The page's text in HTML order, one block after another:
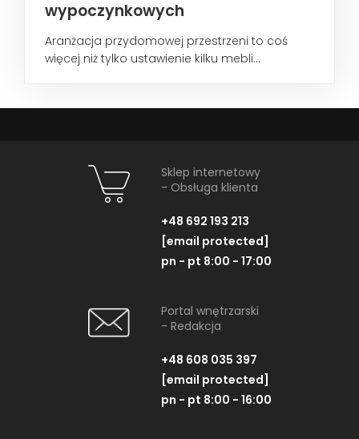
wypoczynkowych
Aranżacja przydomowej przestrzeni to coś
więcej niż tylko ustawienie kilku mebli...
Sklep internetowy
- Obsługa klienta
+48 692 193 213
[email protected]
pn - pt 8:00 - 17:00
Portal wnętrzarski
- Redakcja
+48 608 035 397
[email protected]
pn - pt 8:00 - 16:00